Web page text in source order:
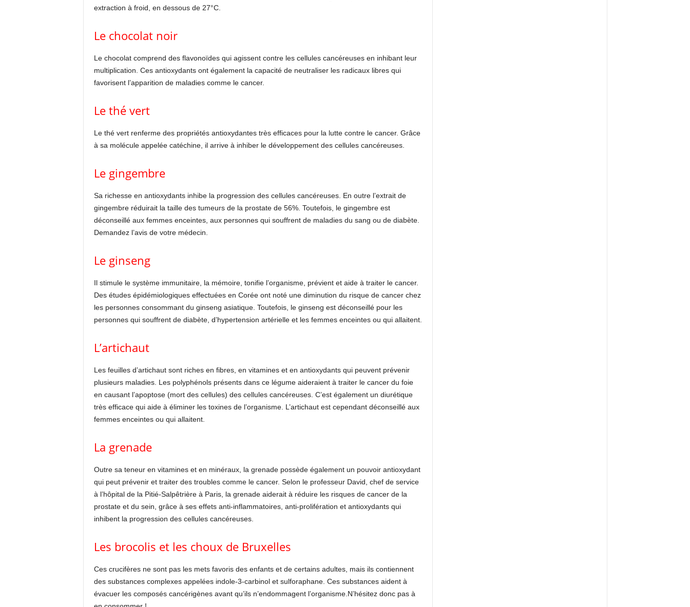
extraction à froid, en dessous de 27°C.
Le chocolat noir
Le chocolat comprend des flavonoïdes qui agissent contre les cellules cancéreuses en inhibant leur
multiplication. Ces antioxydants ont également la capacité de neutraliser les radicaux libres qui
favorisent l’apparition de maladies comme le cancer.
Le thé vert
Le thé vert renferme des propriétés antioxydantes très efficaces pour la lutte contre le cancer. Grâce
à sa molécule appelée catéchine, il arrive à inhiber le développement des cellules cancéreuses.
Le gingembre
Sa richesse en antioxydants inhibe la progression des cellules cancéreuses. En outre l’extrait de
gingembre réduirait la taille des tumeurs de la prostate de 56%. Toutefois, le gingembre est
déconseillé aux femmes enceintes, aux personnes qui souffrent de maladies du sang ou de diabète.
Demandez l’avis de votre médecin.
Le ginseng
Il stimule le système immunitaire, la mémoire, tonifie l’organisme, prévient et aide à traiter le cancer.
Des études épidémiologiques effectuées en Corée ont noté une diminution du risque de cancer chez
les personnes consommant du ginseng asiatique. Toutefois, le ginseng est déconseillé pour les
personnes qui souffrent de diabète, d’hypertension artérielle et les femmes enceintes ou qui allaitent.
L’artichaut
Les feuilles d’artichaut sont riches en fibres, en vitamines et en antioxydants qui peuvent prévenir
plusieurs maladies. Les polyphénols présents dans ce légume aideraient à traiter le cancer du foie
en causant l’apoptose (mort des cellules) des cellules cancéreuses. C’est également un diurétique
très efficace qui aide à éliminer les toxines de l’organisme. L’artichaut est cependant déconseillé aux
femmes enceintes ou qui allaitent.
La grenade
Outre sa teneur en vitamines et en minéraux, la grenade possède également un pouvoir antioxydant
qui peut prévenir et traiter des troubles comme le cancer. Selon le professeur David, chef de service
à l’hôpital de la Pitié-Salpêtrière à Paris, la grenade aiderait à réduire les risques de cancer de la
prostate et du sein, grâce à ses effets anti-inflammatoires, anti-prolifération et antioxydants qui
inhibent la progression des cellules cancéreuses.
Les brocolis et les choux de Bruxelles
Ces crucifères ne sont pas les mets favoris des enfants et de certains adultes, mais ils contiennent
des substances complexes appelées indole-3-carbinol et sulforaphane. Ces substances aident à
évacuer les composés cancérigènes avant qu’ils n’endommagent l’organisme.N’hésitez donc pas à